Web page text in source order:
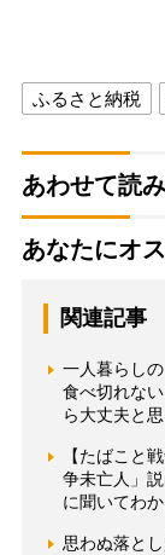
ふるさと納税
あわせて読
あなたにオ
関連記事
一人暮らし
食べ切れな
ら大丈夫と
【たばこと
争未亡人」
に聞いてわ
思わぬ落と